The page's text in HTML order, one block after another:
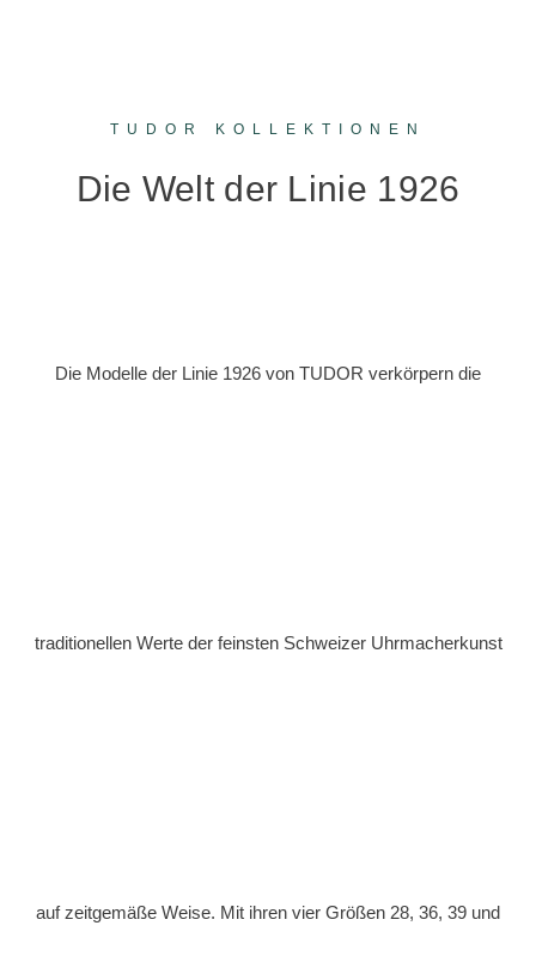
TUDOR KOLLEKTIONEN
Die Welt der Linie 1926
Die Modelle der Linie 1926 von TUDOR verkörpern die
traditionellen Werte der feinsten Schweizer Uhrmacherkunst
auf zeitgemäße Weise. Mit ihren vier Größen 28, 36, 39 und